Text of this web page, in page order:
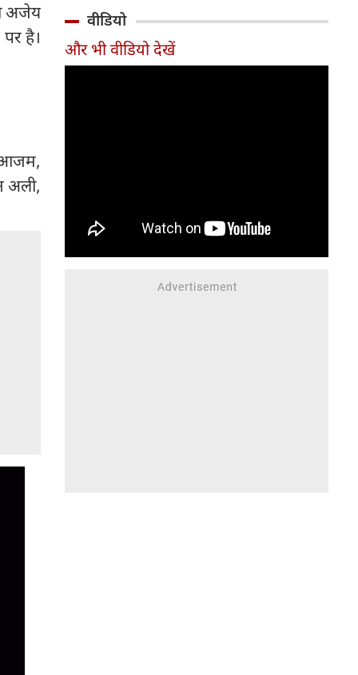
अजेय
है।
आजम,
अली,
का पीछा करते हुए 358 रन पर
आउट हो गई। बांग्लादेश ने पहला
वीडियो
और भी वीडियो देखें